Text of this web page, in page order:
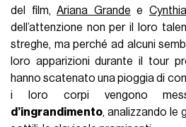
del film,Ariana Grande e
dell’attenzione non per il loro
streghe, ma perché ad alcuni
loro apparizioni durante il tour
hanno scatenato una pioggia di
i loro corpi vengono
d’ingrandimento, analizzando le